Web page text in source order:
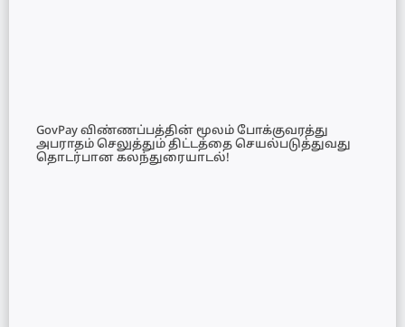
GovPay விண்ணப்பத்தின் மூலம் போக்குவரத்து
அபராதம் செலுத்தும் திட்டத்தை செயல்படுத்துவது
தொடர்பான கலந்துரையாடல்!